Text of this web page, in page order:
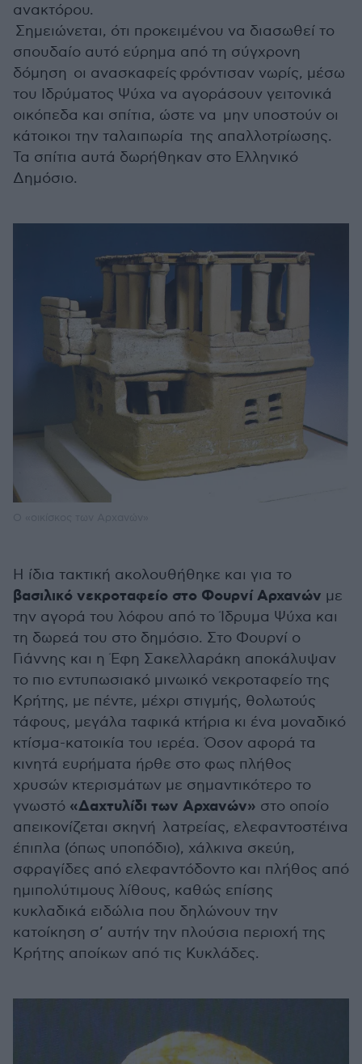
ανακτόρου.
Σημειώνεται, ότι προκειμένου να διασωθεί το
σπουδαίο αυτό εύρημα από τη σύγχρονη
δόμηση οι ανασκαφείς φρόντισαν νωρίς, μέσω
του Ιδρύματος Ψύχα να αγοράσουν γειτονικά
οικόπεδα και σπίτια, ώστε να μην υποστούν οι
κάτοικοι την ταλαιπωρία της απαλλοτρίωσης.
Τα σπίτια αυτά δωρήθηκαν στο Ελληνικό
Δημόσιο.
Η ίδια τακτική ακολουθήθηκε και για το
βασιλικό νεκροταφείο στο Φουρνί Αρχανών με
την αγορά του λόφου από το Ίδρυμα Ψύχα και
τη δωρεά του στο δημόσιο. Στο Φουρνί ο
Γιάννης και η Έφη Σακελλαράκη αποκάλυψαν
το πιο εντυπωσιακό μινωικό νεκροταφείο της
Κρήτης, με πέντε, μέχρι στιγμής, θολωτούς
τάφους, μεγάλα ταφικά κτήρια κι ένα μοναδικό
κτίσμα-κατοικία του ιερέα. Όσον αφορά τα
κινητά ευρήματα ήρθε στο φως πλήθος
χρυσών κτερισμάτων με σημαντικότερο το
γνωστό «Δαχτυλίδι των Αρχανών» στο οποίο
απεικονίζεται σκηνή λατρείας, ελεφαντοστέινα
έπιπλα (όπως υποπόδιο), χάλκινα σκεύη,
σφραγίδες από ελεφαντόδοντο και πλήθος από
ημιπολύτιμους λίθους, καθώς επίσης
κυκλαδικά ειδώλια που δηλώνουν την
κατοίκηση σ’ αυτήν την πλούσια περιοχή της
Κρήτης αποίκων από τις Κυκλάδες.